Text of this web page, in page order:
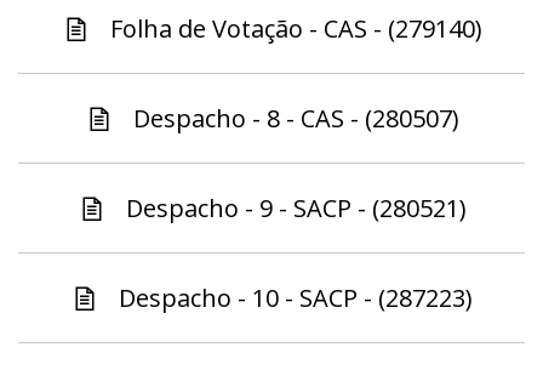
Folha de Votação - CAS - (279140)
Despacho - 8 - CAS - (280507)
Despacho - 9 - SACP - (280521)
Despacho - 10 - SACP - (287223)